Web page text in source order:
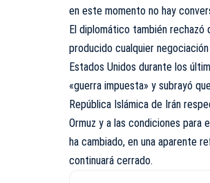
en este momento no hay
El diplomático también rechazó
producido cualquier
Estados Unidos durante los
«guerra impuesta» y subrayó
República Islámica de Irán
Ormuz y a las condiciones para
ha cambiado, en una aparente
continuará cerrado.